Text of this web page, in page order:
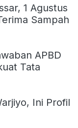
1 Agustus
Sampah
APBD
Tata
Ini Profil